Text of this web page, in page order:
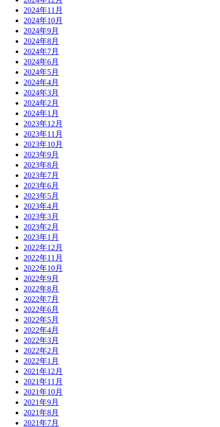
2024年11月
2024年10月
2024年9月
2024年8月
2024年7月
2024年6月
2024年5月
2024年4月
2024年3月
2024年2月
2024年1月
2023年12月
2023年11月
2023年10月
2023年9月
2023年8月
2023年7月
2023年6月
2023年5月
2023年4月
2023年3月
2023年2月
2023年1月
2022年12月
2022年11月
2022年10月
2022年9月
2022年8月
2022年7月
2022年6月
2022年5月
2022年4月
2022年3月
2022年2月
2022年1月
2021年12月
2021年11月
2021年10月
2021年9月
2021年8月
2021年7月